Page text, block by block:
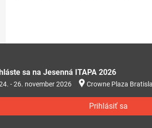
sa na Jesenná ITAPA 2026
- 26. november 2026 Crowne Plaza
Prihlásiť sa